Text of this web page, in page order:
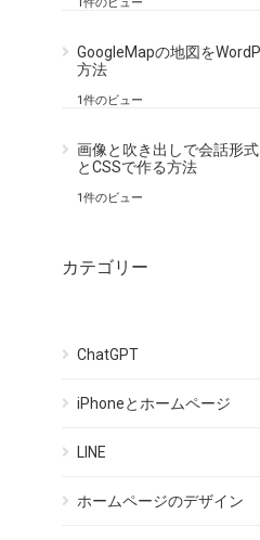
GoogleMapの地図を
方法
1件のビュー
画像と吹き出しで会話形
とCSSで作る方法
1件のビュー
カテゴリー
ChatGPT
iPhoneとホームページ
LINE
ホームページのデザイン